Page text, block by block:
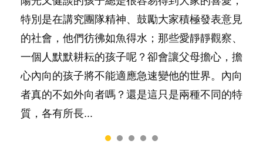
特別是在講究團隊精神、鼓勵大家積極發表意見
的社會，他們彷彿如魚得水；那些愛靜靜觀察、
一個人默默耕耘的孩子呢？卻會讓父母擔心，擔
心內向的孩子將不能適應急速變他的世界。內向
者真的不如外向者嗎？還是這只是兩種不同的特
質，各有所長...
間太多語言，會令孩子感到混淆，到底誰是誰
非？聽聽專家怎樣說，解開語言學習的迷思～...
然能走到白頭，但生了孩子卻發現事情不如你所
料？ 經營婚姻，不如我們想像的簡單，卻也不
是大家說得那麼難。一起來認識婚姻的真相！...
太差，日常自理井井有條。這樣的孩子是萬中無
一，還是魚與熊掌，不能兼得？...
照顧孩子衣食住行、陪同兒女應對功課測驗，還
要陪玩製造親子時間，尚要處理家中雜項要
務……當父母的，有千百個任務要做。可惜，有
一樣重要至極的，總被遺漏——關注自己的情緒
和心理健康。...